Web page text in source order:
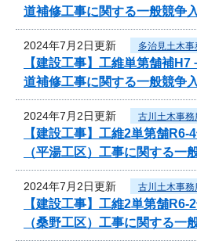
道補修工事に関する一般競争
2024年7月2日更新 多治見土木事
【建設工事】工維単第舗補
道補修工事に関する一般競争
2024年7月2日更新 古川土木事務
【建設工事】工維2単第舗
（平湯工区）工事に関する一
2024年7月2日更新 古川土木事務
【建設工事】工維2単第舗
（桑野工区）工事に関する一